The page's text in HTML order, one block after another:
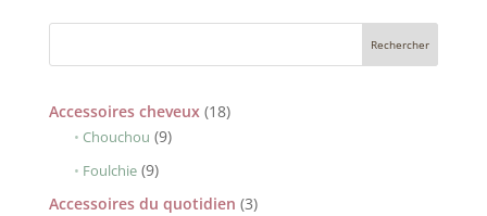
Accessoires cheveux 1818
Chouchou 99
Foulchie 99
produits
Accessoires du quotidien 33